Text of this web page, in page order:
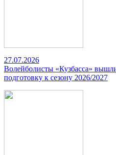
27.07.2026
Волейболисты «Кузбасса»
подготовку к сезону 2026/2027